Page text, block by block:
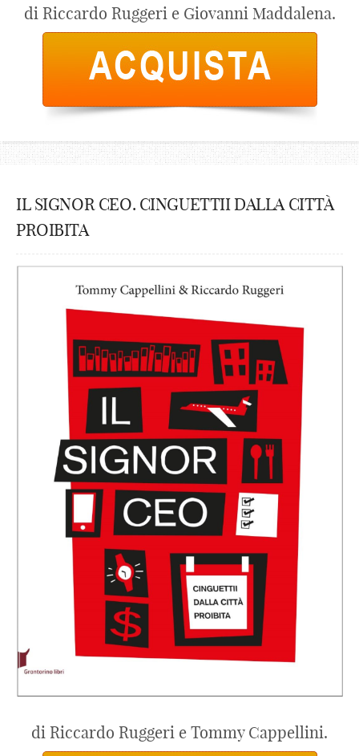
di Riccardo Ruggeri e Giovanni Maddalena.
IL SIGNOR CEO. CINGUETTII DALLA CITTÀ
PROIBITA
di Riccardo Ruggeri e Tommy Cappellini.